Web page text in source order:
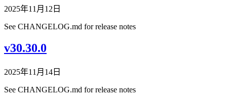
2025年11月12日
See CHANGELOG.md for release notes
v30.30.0
2025年11月14日
See CHANGELOG.md for release notes